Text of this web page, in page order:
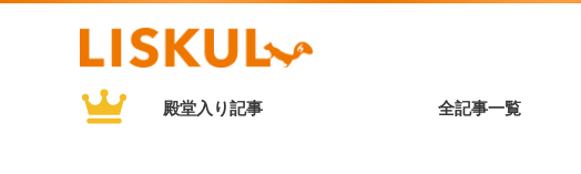
殿堂入り記事 全記事一覧